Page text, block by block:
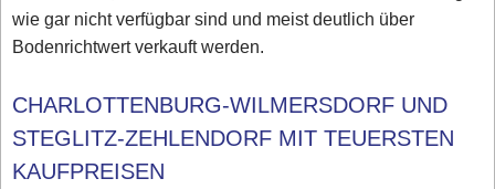
wie gar nicht verfügbar sind und meist deutlich über
Bodenrichtwert verkauft werden.
CHARLOTTENBURG-WILMERSDORF UND
STEGLITZ-ZEHLENDORF MIT TEUERSTEN
KAUFPREISEN